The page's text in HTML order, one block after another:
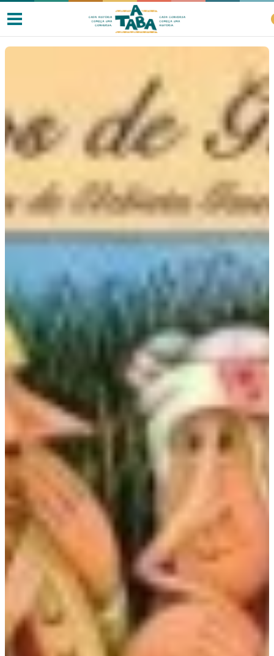
Resenhas
Como ler?
Na família
Colunas
Conteúdos
Colecionáveis
Cursos On line
Eventos
Taba na Escola